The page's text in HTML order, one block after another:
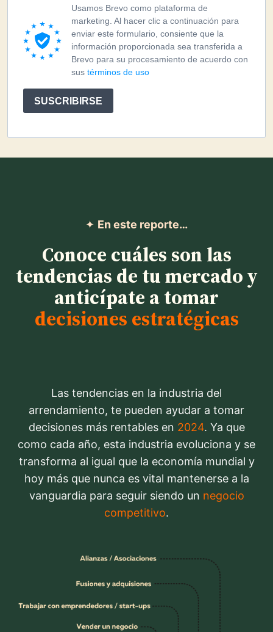
Usamos Brevo como plataforma de
marketing. Al hacer clic a continuación para
enviar este formulario, consiente que la
información proporcionada sea transferida a
Brevo para su procesamiento de acuerdo con
sus términos de uso
SUSCRIBIRSE
✦ En este reporte…
Conoce cuáles son las
tendencias de tu mercado y
anticípate a tomar
decisiones estratégicas
Las tendencias en la industria del
arrendamiento, te pueden ayudar a tomar
decisiones más rentables en 2024. Ya que
como cada año, esta industria evoluciona y se
transforma al igual que la economía mundial y
hoy más que nunca es vital mantenerse a la
vanguardia para seguir siendo un negocio
competitivo.